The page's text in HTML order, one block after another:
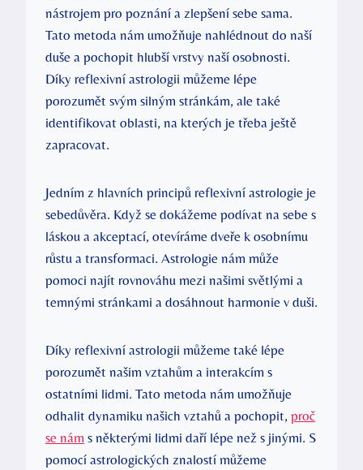
nástrojem pro poznání a zlepšení sebe ‍sama.
Tato ‌metoda nám‍ umožňuje nahlédnout do naší
‌duše a pochopit hlubší vrstvy naší osobnosti.
Díky reflexivní astrologii můžeme lépe
porozumět svým silným stránkám, ale také
identifikovat oblasti, na kterých je ⁢třeba ještě
zapracovat.
Jedním ​z hlavních‍ principů reflexivní astrologie‍ je
sebedůvěra. Když se dokážeme podívat na sebe ⁢s
láskou a akceptací,‌ otevíráme⁣ dveře k osobnímu
růstu a transformaci. Astrologie nám může
pomoci najít⁣ rovnováhu ⁣mezi našimi ​světlými a⁤
temnými stránkami a ⁢dosáhnout‍ harmonie v duši.
Díky reflexivní⁤ astrologii můžeme také lépe⁤
porozumět našim vztahům a ⁢interakcím s
ostatními lidmi. Tato metoda nám umožňuje
odhalit dynamiku našich vztahů a pochopit, proč
se nám ‍s některými lidmi daří lépe⁤ než s jinými. S
pomocí ​astrologických⁢ znalostí můžeme